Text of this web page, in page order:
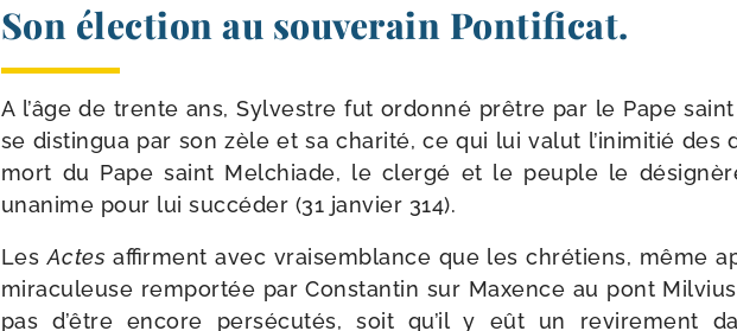
Son élection au souverain Pontificat.
A l’âge de trente ans, Sylvestre fut ordon­né prêtre par le Pape
se dis­tin­gua par son zèle et sa cha­ri­té, ce qui lui valut l’inimitié des
mort du Pape saint Melchiade, le cler­gé et le peuple le
una­nime pour lui suc­cé­der (31 jan­vier 314).
LesActes affirment avec vrai­sem­blance que les chré­tiens, même
mira­cu­leuse rem­por­tée par Constantin sur Maxence au pont
pas d’être encore per­sé­cu­tés, soit qu’il y eût un revi­re­ment